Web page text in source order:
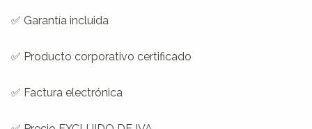
✅ Garantía incluida
✅ Producto corporativo certificado
✅ Factura electrónica